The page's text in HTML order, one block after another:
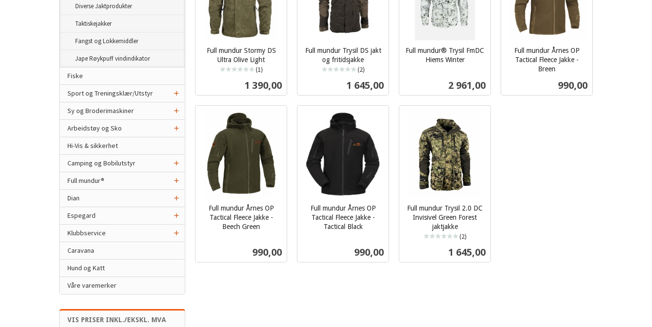
Full mundur Stormy DS
Ultra Olive Light
(1)
Pris
1 390,00
Les mer
Full mundur Trysil DS jakt
og fritidsjakke
(2)
Pris
1 645,00
Les mer
Full mundur® Trysil FmDC
Hiems Winter
Pris
2 961,00
Full mundur Årnes OP
Tactical Fleece Jakke -
Breen
Pris
990,00
Full mundur Årnes OP
Tactical Fleece Jakke -
Beech Green
Pris
990,00
Full mundur Årnes OP
Tactical Fleece Jakke -
Tactical Black
Pris
990,00
Full mundur Trysil 2.0 DC
Invisivel Green Forest
jaktjakke
(2)
Pris
1 645,00
Diverse Jaktprodukter
Taktiskejakker
Fangst og Lokkemiddler
Jape Røykpuff vindindikator
Fiske
Sport og Treningsklær/Utstyr
Sy og Broderimaskiner
Arbeidstøy og Sko
Hi-Vis & sikkerhet
Camping og Bobilutstyr
Full mundur®
Dian
Espegard
Klubbservice
Caravana
Hund og Katt
Våre varemerker
VIS PRISER INKL./EKSKL. MVA